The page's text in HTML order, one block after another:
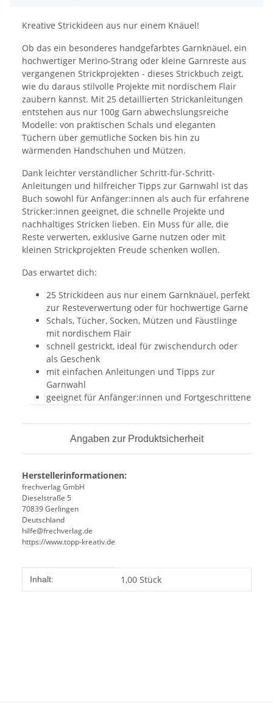
Kreative Strickideen aus nur einem Knäuel!
Ob das ein besonderes handgefärbtes Garnknäuel, ein
hochwertiger Merino-Strang oder kleine Garnreste aus
vergangenen Strickprojekten - dieses Strickbuch zeigt,
wie du daraus stilvolle Projekte mit nordischem Flair
zaubern kannst. Mit 25 detaillierten Strickanleitungen
entstehen aus nur 100g Garn abwechslungsreiche
Modelle: von praktischen Schals und eleganten
Tüchern über gemütliche Socken bis hin zu
wärmenden Handschuhen und Mützen.
Dank leichter verständlicher Schritt-für-Schritt-
Anleitungen und hilfreicher Tipps zur Garnwahl ist das
Buch sowohl für Anfänger:innen als auch für erfahrene
Stricker:innen geeignet, die schnelle Projekte und
nachhaltiges Stricken lieben. Ein Muss für alle, die
Reste verwerten, exklusive Garne nutzen oder mit
kleinen Strickprojekten Freude schenken wollen.
Das erwartet dich:
25 Strickideen aus nur einem Garnknäuel, perfekt
zur Resteverwertung oder für hochwertige Garne
Schals, Tücher, Socken, Mützen und Fäustlinge
mit nordischem Flair
schnell gestrickt, ideal für zwischendurch oder
als Geschenk
mit einfachen Anleitungen und Tipps zur
Garnwahl
geeignet für Anfänger:innen und Fortgeschrittene
Angaben zur Produktsicherheit
Herstellerinformationen:
frechverlag GmbH
Dieselstraße 5
70839 Gerlingen
Deutschland
hilfe@frechverlag.de
https://www.topp-kreativ.de
Produkteigenschaft
Wert
Inhalt: 1,00 Stück